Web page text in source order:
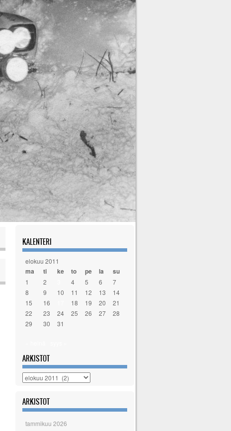
KALENTERI
elokuu 2011
ma ti ke to pe la su
1 2 4 5 6
7
8
9 10 11 12 13
14
15
16 18 19 20
21
22
23 24 25 26 27
28
29
30 31
ARKISTOT
Arkistot
ARKISTOT
tammikuu 2026